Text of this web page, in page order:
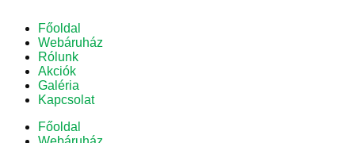
Főoldal
Webáruház
Rólunk
Akciók
Galéria
Kapcsolat
Főoldal